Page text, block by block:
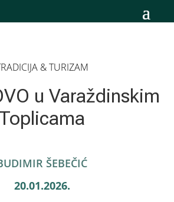
& TURIZAM
u Varaždinskim
Toplicama
ŠEBEČIĆ
20.01.2026.